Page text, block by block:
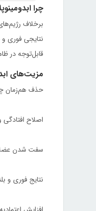
چرا
برخلاف
نتایجی فوری و
قابل‌توجه در
مزیت‌های
حذف هم‌زمان
اصلاح
سفت شدن
نتایج فوری و